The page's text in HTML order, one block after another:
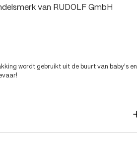
van RUDOLF GmbH
wordt gebruikt uit de buurt van baby's en